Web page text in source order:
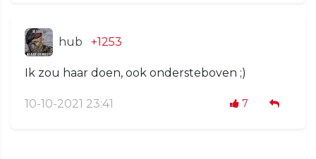
hub +1253
Ik zou haar doen, ook ondersteboven ;)
10-10-2021 23:41 7